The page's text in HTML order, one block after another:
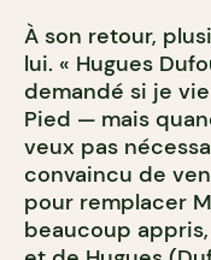
À son retour,
lui. « Hugues
demandé si je
Pied — mais
veux pas
convaincu de
pour remplacer
beaucoup